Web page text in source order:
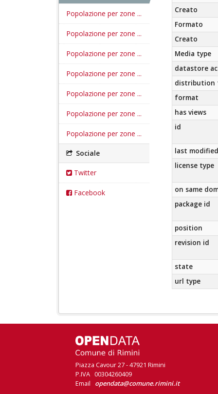
Popolazione per zone ...
Popolazione per zone ...
Popolazione per zone ...
Popolazione per zone ...
Popolazione per zone ...
Popolazione per zone ...
Popolazione per zone ...
Sociale
Twitter
Facebook
Creato
Formato
Creato
Media type
datastore
distribution
format
has views
id
last modified
license type
on same
package id
position
revision id
state
url type
Piazza Cavour 27 - 47921 Rimini
P.IVA 00304260409
Email opendata@comune.rimini.it